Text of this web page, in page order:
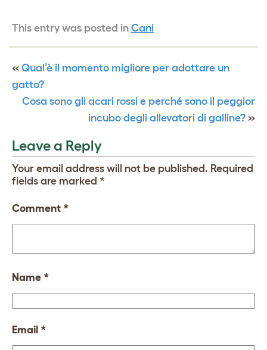
This entry was posted in Cani
« Qual’è il momento migliore per adottare un
gatto?
Cosa sono gli acari rossi e perché sono il peggior
incubo degli allevatori di galline? »
Leave a Reply
Your email address will not be published. Required
fields are marked *
Comment *
Name *
Email *